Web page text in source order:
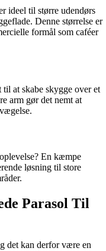
ideel til større udendørs
Denne størrelse er
formål som caféer
at skabe skygge over et
arm gør det nemt at
En kæmpe
løsning til store
Parasol Til
det kan derfor være en